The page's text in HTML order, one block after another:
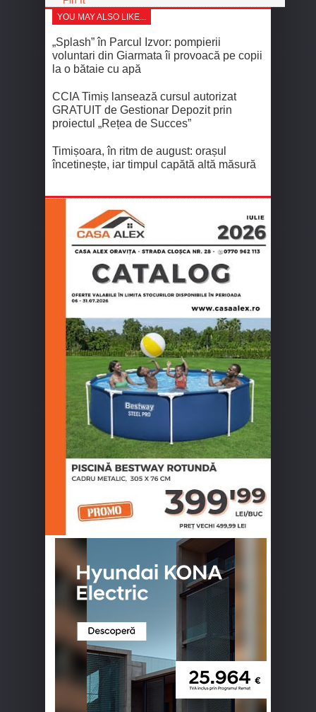
YOU MAY ALSO LIKE...
„Splash” în Parcul Izvor: pompierii
voluntari din Giarmata îi provoacă pe copii
la o bătaie cu apă
CCIA Timiș lansează cursul autorizat
GRATUIT de Gestionar Depozit prin
proiectul „Rețea de Succes”
Timișoara, în ritm de august: orașul
încetinește, iar timpul capătă altă măsură